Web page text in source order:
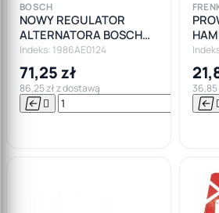
BOSCH
NOWY REGULATOR
ALTERNATORA BOSCH
VW AUDI SEAT SKODA
OPEL FORD BMW
Indeks: 1986AE0124
71,25 zł
86,25 zł z dostawą
 
36,85
